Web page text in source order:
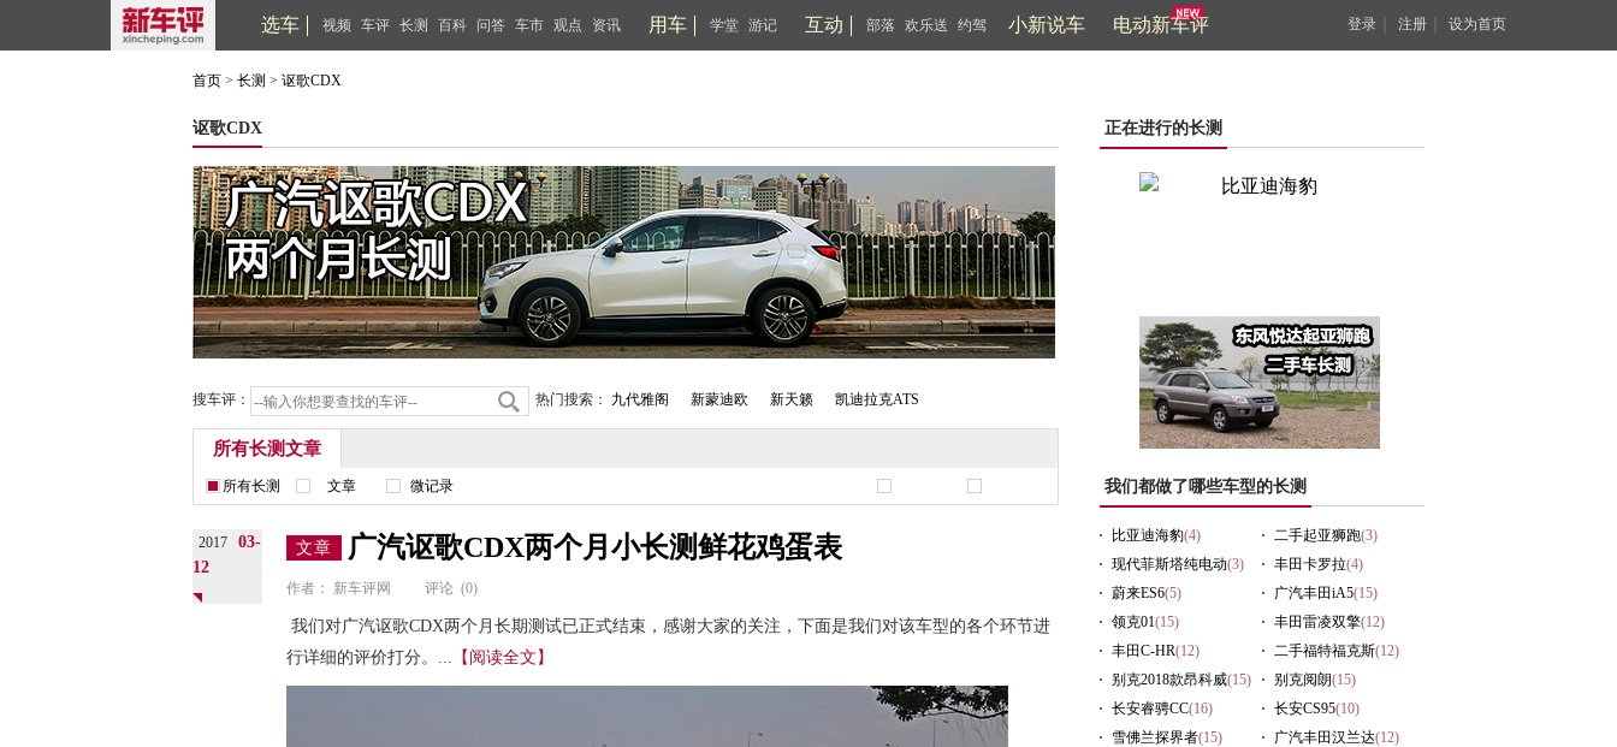
选车 视频 车评 长测 百科 问答 车市 观点 资讯 用车 学堂 游记 互动 部落 欢乐送 约驾 小新说车 电动新车评 登录 注册 设为首页
首页 > 长测 > 讴歌CDX
讴歌CDX
搜车评： 热门搜索： 九代雅阁 新蒙迪欧 新天籁 凯迪拉克ATS
所有长测文章
所有长测 文章 微记录
2017
03-
12
文章 广汽讴歌CDX两个月小长测鲜花鸡蛋表
作者： 新车评网 评论 (0)
我们对广汽讴歌CDX两个月长期测试已正式结束，感谢大家的关注，下面是我们对该车型的各个环节进
行详细的评价打分。... 【阅读全文】
正在进行的长测
我们都做了哪些车型的长测
比亚迪海豹(4) 二手起亚狮跑(3)
现代菲斯塔纯电动(3) 丰田卡罗拉(4)
蔚来ES6(5) 广汽丰田iA5(15)
领克01(15) 丰田雷凌双擎(12)
丰田C-HR(12) 二手福特福克斯(12)
别克2018款昂科威(15) 别克阅朗(15)
长安睿骋CC(16) 长安CS95(10)
雪佛兰探界者(15) 广汽丰田汉兰达(12)